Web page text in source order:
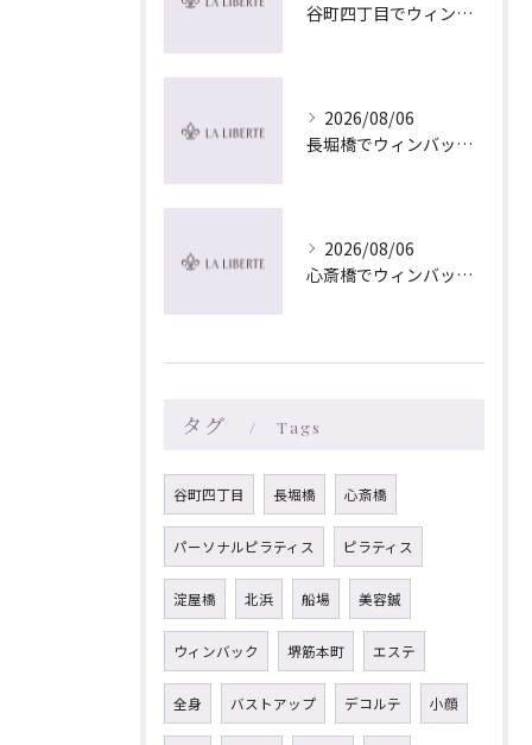
谷町四丁目でウィンバック×マッサージ｜LA LIBERTE
2026/08/06
長堀橋でウィンバック×マッサージ｜LA LIBERTE
2026/08/06
心斎橋でウィンバック×マッサージ｜LA LIBERTE
タグ Tags
谷町四丁目 長堀橋 心斎橋
パーソナルピラティス ピラティス
淀屋橋 北浜 船場 美容鍼
ウィンバック 堺筋本町 エステ
全身 バストアップ デコルテ 小顔